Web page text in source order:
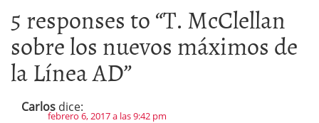
5 responses to “T. McClellan
sobre los nuevos máximos de
la Línea AD”
Carlos dice:
febrero 6, 2017 a las 9:42 pm